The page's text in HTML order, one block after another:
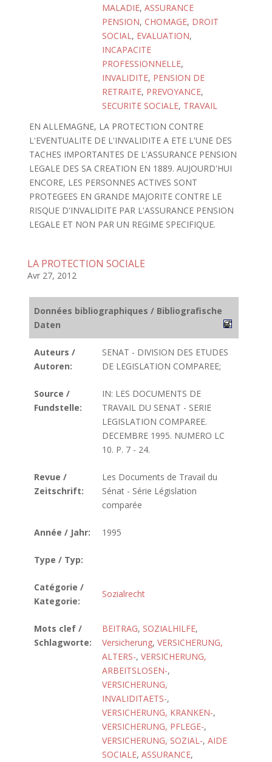
MALADIE, ASSURANCE
PENSION, CHOMAGE, DROIT
SOCIAL, EVALUATION,
INCAPACITE
PROFESSIONNELLE,
INVALIDITE, PENSION DE
RETRAITE, PREVOYANCE,
SECURITE SOCIALE, TRAVAIL
EN ALLEMAGNE, LA PROTECTION CONTRE
L'EVENTUALITE DE L'INVALIDITE A ETE L'UNE DES
TACHES IMPORTANTES DE L'ASSURANCE PENSION
LEGALE DES SA CREATION EN 1889. AUJOURD'HUI
ENCORE, LES PERSONNES ACTIVES SONT
PROTEGEES EN GRANDE MAJORITE CONTRE LE
RISQUE D'INVALIDITE PAR L'ASSURANCE PENSION
LEGALE ET NON PAR UN REGIME SPECIFIQUE.
LA PROTECTION SOCIALE
Avr 27, 2012
Données bibliographiques / Bibliografische
Daten
Auteurs /
Autoren:
SENAT - DIVISION DES ETUDES
DE LEGISLATION COMPAREE;
Source /
Fundstelle:
IN: LES DOCUMENTS DE
TRAVAIL DU SENAT - SERIE
LEGISLATION COMPAREE.
DECEMBRE 1995. NUMERO LC
10. P. 7 - 24.
Revue /
Zeitschrift:
Les Documents de Travail du
Sénat - Série Législation
comparée
Année / Jahr: 1995
Type / Typ:
Catégorie /
Kategorie:
Sozialrecht
Mots clef /
Schlagworte:
BEITRAG, SOZIALHILFE,
Versicherung, VERSICHERUNG,
ALTERS-, VERSICHERUNG,
ARBEITSLOSEN-,
VERSICHERUNG,
INVALIDITAETS-,
VERSICHERUNG, KRANKEN-,
VERSICHERUNG, PFLEGE-,
VERSICHERUNG, SOZIAL-, AIDE
SOCIALE, ASSURANCE,